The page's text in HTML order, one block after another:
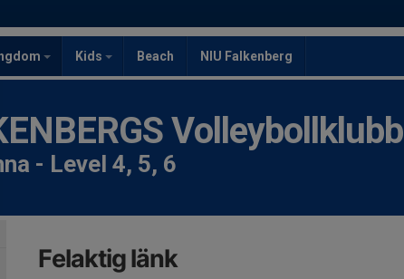
Kids Beach NIU Falkenberg
Volleybollklubb
- Level 4, 5, 6
Felaktig länk